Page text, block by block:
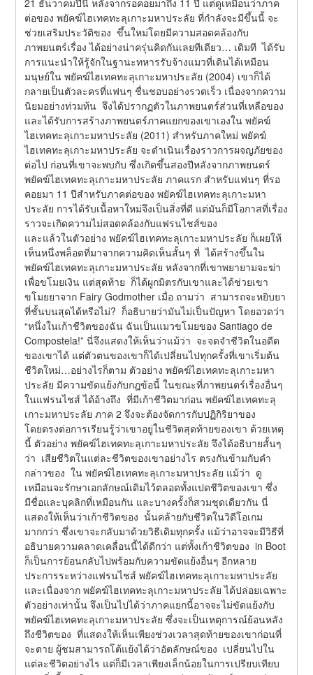
ต่อของ พยัคฆ์ไฮเทคทะลุเกาะมหาประลัย ที่กำลังจะมีขึ้นนี้ จะ
ช่วยเสริมประวัติของ  ขึ้นใหม่โดยมีความสอดคล้องกับ
ภาพยนตร์เรื่อง ได้อย่างน่าครุ่นคิดกันเลยทีเดียว… เดิมที  ได้รับ
การแนะนำให้รู้จักในฐานะทหารรับจ้างแมวที่เดินได้เหมือน
มนุษย์ใน พยัคฆ์ไฮเทคทะลุเกาะมหาประลัย (2004) เขาก็ได้
กลายเป็นตัวละครที่แฟนๆ ชื่นชอบอย่างรวดเร็ว เนื่องจากความ
นิยมอย่างท่วมท้น  จึงได้ปรากฏตัวในภาพยนตร์ส่วนที่เหลือของ
และได้รับการสร้างภาพยนตร์ภาคแยกของเขาเองใน พยัคฆ์
ไฮเทคทะลุเกาะมหาประลัย (2011) สำหรับภาคใหม่ พยัคฆ์
ไฮเทคทะลุเกาะมหาประลัย จะดำเนินเรื่องราวการผจญภัยของ
ต่อไป ก่อนที่เขาจะพบกับ ซึ่งเกิดขึ้นสองปีหลังจากภาพยนตร์
พยัคฆ์ไฮเทคทะลุเกาะมหาประลัย ภาคแรก สำหรับแฟนๆ ที่รอ
คอยมา 11 ปีสำหรับภาคต่อของ พยัคฆ์ไฮเทคทะลุเกาะมหา
ประลัย การได้รับเนื้อหาใหม่จึงเป็นสิ่งที่ดี แต่มันก็มีโอกาสที่เรื่อง
ราวจะเกิดความไม่สอดคล้องกับแฟรนไชส์ของ
และแล้วในตัวอย่าง พยัคฆ์ไฮเทคทะลุเกาะมหาประลัย ก็เผยให้
เห็นหนึ่งพล็อตที่มาจากความคิดเห็นสั้นๆ ที่  ได้สร้างขึ้นใน
พยัคฆ์ไฮเทคทะลุเกาะมหาประลัย หลังจากที่เขาพยายามจะฆ่า
เพื่อขโมยเงิน แต่สุดท้าย  ก็ได้ผูกมิตรกับเขาและได้ช่วยเขา
ขโมยยาจาก Fairy Godmother เมื่อ ถามว่า  สามารถจะหยิบยา
ที่ชั้นบนสุดได้หรือไม่?  ก็อธิบายว่ามันไม่เป็นปัญหา โดยอวดว่า
“หนึ่งในเก้าชีวิตของฉัน ฉันเป็นแมวขโมยของ Santiago de
Compostela!” นี่จึงแสดงให้เห็นว่าแม้ว่า  จะจดจำชีวิตในอดีต
ของเขาได้ แต่ตัวตนของเขาก็ได้เปลี่ยนไปทุกครั้งที่เขาเริ่มต้น
ชีวิตใหม่…อย่างไรก็ตาม ตัวอย่าง พยัคฆ์ไฮเทคทะลุเกาะมหา
ประลัย มีความขัดแย้งกับกฎข้อนี้ ในขณะที่ภาพยนตร์เรื่องอื่นๆ
ในแฟรนไชส์ ได้อ้างถึง  ที่มีเก้าชีวิตมาก่อน พยัคฆ์ไฮเทคทะลุ
เกาะมหาประลัย ภาค 2 จึงจะต้องจัดการกับปฏิกิริยาของ
โดยตรงต่อการเรียนรู้ว่าเขาอยู่ในชีวิตสุดท้ายของเขา ด้วยเหตุ
นี้ ตัวอย่าง พยัคฆ์ไฮเทคทะลุเกาะมหาประลัย จึงได้อธิบายสั้นๆ
ว่า  เสียชีวิตในแต่ละชีวิตของเขาอย่างไร ตรงกันข้ามกับคำ
กล่าวของ  ใน พยัคฆ์ไฮเทคทะลุเกาะมหาประลัย แม้ว่า  ดู
เหมือนจะรักษาเอกลักษณ์เดิมไว้ตลอดทั้งแปดชีวิตของเขา ซึ่ง
มีชื่อและบุคลิกที่เหมือนกัน และบางครั้งก็สวมชุดเดียวกัน นี่
แสดงให้เห็นว่าเก้าชีวิตของ  นั้นคล้ายกับชีวิตในวิดีโอเกม
มากกว่า ซึ่งเขาจะกลับมาด้วยวิธีเดิมทุกครั้ง แม้ว่าอาจจะมีวิธีที่
อธิบายความคลาดเคลื่อนนี้ได้ดีกว่า แต่ทั้งเก้าชีวิตของ  in Boot
ก็เป็นการย้อนกลับไปพร้อมกับความขัดแย้งอื่นๆ อีกหลาย
ประการระหว่างแฟรนไชส์ พยัคฆ์ไฮเทคทะลุเกาะมหาประลัย
และเนื่องจาก พยัคฆ์ไฮเทคทะลุเกาะมหาประลัย ได้ปล่อยเฉพาะ
ตัวอย่างเท่านั้น จึงเป็นไปได้ว่าภาคแยกนี้อาจจะไม่ขัดแย้งกับ
พยัคฆ์ไฮเทคทะลุเกาะมหาประลัย ซึ่งจะเป็นเหตุการณ์ย้อนหลัง
ถึงชีวิตของ  ที่แสดงให้เห็นเพียงช่วงเวลาสุดท้ายของเขาก่อนที่
จะตาย ผู้ชมสามารถโต้แย้งได้ว่าอัตลักษณ์ของ  เปลี่ยนไปใน
แต่ละชีวิตอย่างไร แต่ก็มีเวลาเพียงเล็กน้อยในการเปรียบเทียบ